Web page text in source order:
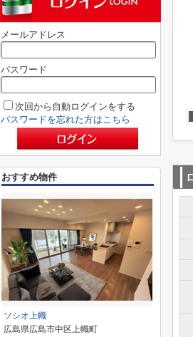
メールアドレス
パスワード
次回から自動ログインをする
パスワードを忘れた方はこちら
おすすめ物件
ソシオ上幟
広島県広島市中区上幟町